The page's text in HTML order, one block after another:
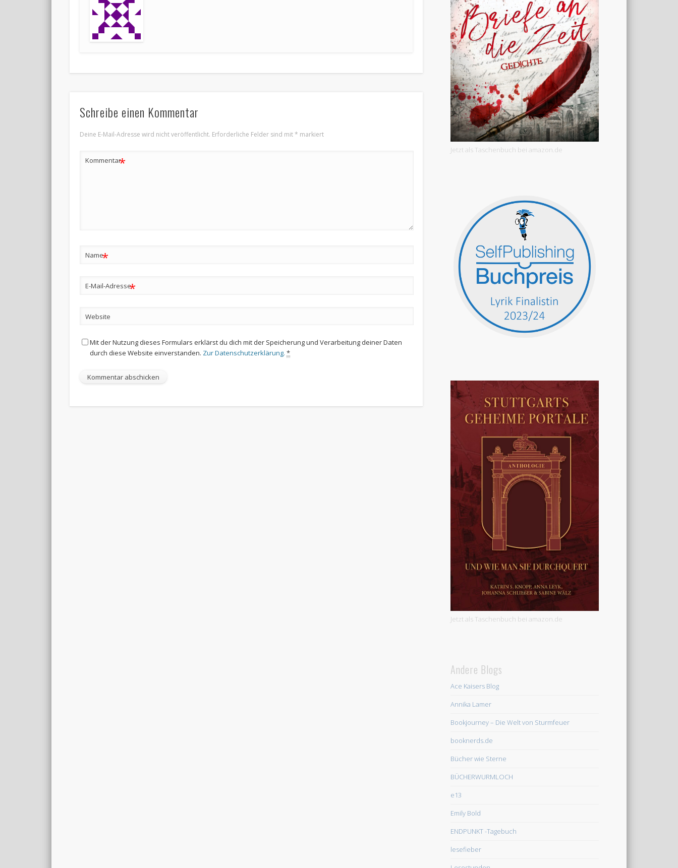
Schreibe einen Kommentar
Deine E-Mail-Adresse wird nicht veröffentlicht. Erforderliche Felder sind mit* markiert
Kommentar*
Name*
E-Mail-Adresse*
Website
Mit der Nutzung dieses Formulars erklärst du dich mit der Speicherung und Verarbeitung deiner Daten
durch diese Website einverstanden. Zur Datenschutzerklärung. *
Jetzt als Taschenbuch bei amazon.de
Jetzt als Taschenbuch bei amazon.de
Andere Blogs
Ace Kaisers Blog
Annika Lamer
Bookjourney – Die Welt von Sturmfeuer
booknerds.de
Bücher wie Sterne
BÜCHERWURMLOCH
e13
Emily Bold
ENDPUNKT -Tagebuch
lesefieber